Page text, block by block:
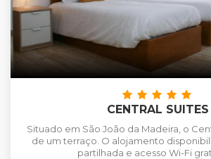
CENTRAL SUITES
Situado em São João da Madeira, o
de um terraço. O alojamento
partilhada e acesso Wi-Fi